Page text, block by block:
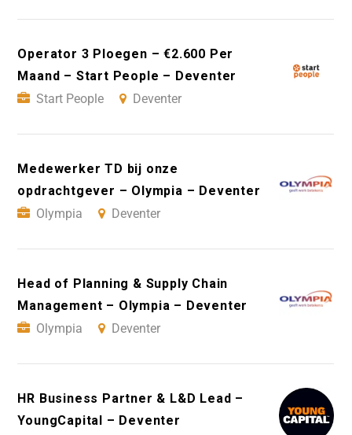
Operator 3 Ploegen – €2.600 Per
Maand – Start People – Deventer
Start People
Deventer
Medewerker TD bij onze
opdrachtgever – Olympia – Deventer
Olympia
Deventer
Head of Planning & Supply Chain
Management – Olympia – Deventer
Olympia
Deventer
HR Business Partner & L&D Lead –
YoungCapital – Deventer